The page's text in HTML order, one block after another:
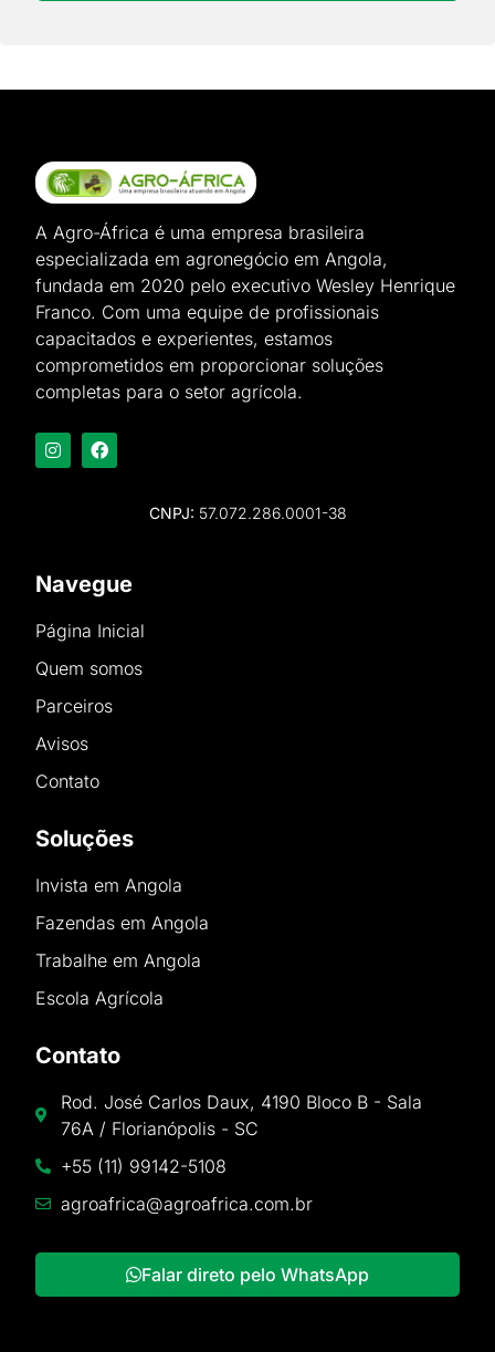
A Agro-África é uma empresa brasileira
especializada em agronegócio em Angola,
fundada em 2020 pelo executivo Wesley Henrique
Franco. Com uma equipe de profissionais
capacitados e experientes, estamos
comprometidos em proporcionar soluções
completas para o setor agrícola.
CNPJ: 57.072.286.0001-38
Navegue
Página Inicial
Quem somos
Parceiros
Avisos
Contato
Soluções
Invista em Angola
Fazendas em Angola
Trabalhe em Angola
Escola Agrícola
Contato
Rod. José Carlos Daux, 4190 Bloco B - Sala
76A / Florianópolis - SC
+55 (11) 99142-5108
agroafrica@agroafrica.com.br
Falar direto pelo WhatsApp